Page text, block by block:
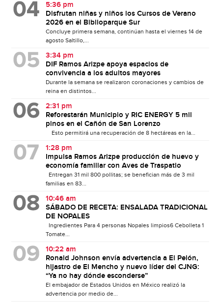
5:36 pm
Disfrutan niñas y niños los Cursos de Verano
2026 en el Biblioparque Sur
Concluye primera semana, continúan hasta el viernes 14 de
agosto Saltillo,...
3:34 pm
DIF Ramos Arizpe apoya espacios de
convivencia a los adultos mayores
Durante la semana se realizaron coronaciones y cambios de
reina en distintos...
2:31 pm
Reforestarán Municipio y RIC ENERGY 5 mil
pinos en el Cañón de San Lorenzo
Esto permitirá una recuperación de 8 hectáreas en la...
1:28 pm
Impulsa Ramos Arizpe producción de huevo y
economía familiar con Aves de Traspatio
Entregan 31 mil 800 pollitas; se benefician más de 3 mil
familias en 83...
10:46 am
SÁBADO DE RECETA: ENSALADA TRADICIONAL
DE NOPALES
Ingredientes Para 4 personas Nopales limpios6 Cebolleta 1
Tomate...
10:22 am
Ronald Johnson envía advertencia a El Pelón,
hijastro de El Mencho y nuevo líder del CJNG:
“Ya no hay dónde esconderse”
El embajador de Estados Unidos en México realizó la
advertencia por medio de...